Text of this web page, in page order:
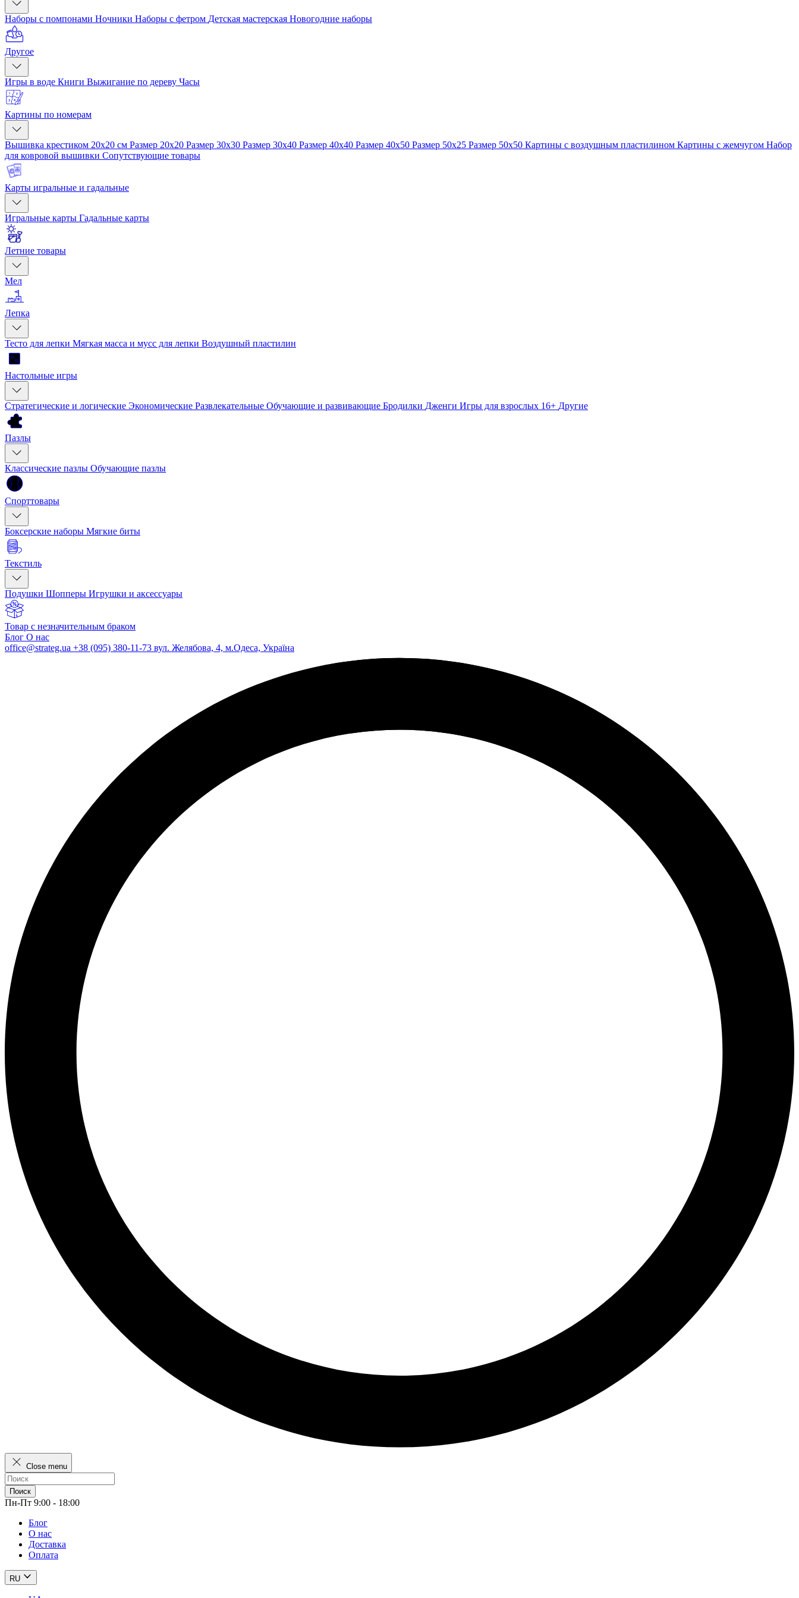
Наборы с помпонами Ночники Наборы с фетром Детская мастерская Новогодние наборы
Другое
Игры в воде Книги Выжигание по дереву Часы
Картины по номерам
Вышивка крестиком 20x20 см Размер 20x20 Размер 30x30 Размер 30x40 Размер 40x40 Размер 40x50 Размер 50x25 Размер 50x50 Картины с воздушным пластилином Картины с жемчугом Набор
для ковровой вышивки Сопутствующие товары
Карты игральные и гадальные
Игральные карты Гадальные карты
Летние товары
Мел
Лепка
Тесто для лепки Мягкая масса и мусс для лепки Воздушный пластилин
Настольные игры
Стратегические и логические Экономические Развлекательные Обучающие и развивающие Бродилки Дженги Игры для взрослых 16+ Другие
Пазлы
Классические пазлы Обучающие пазлы
Спорттовары
Боксерские наборы Мягкие биты
Текстиль
Подушки Шопперы Игрушки и аксессуары
Товар с незначительным браком
Блог О нас
office@strateg.ua +38 (095) 380-11-73 вул. Желябова, 4, м.Одеса, Україна
Close menu
Поиск
Пн-Пт 9:00 - 18:00
Блог
О нас
Доставка
Оплата
RU